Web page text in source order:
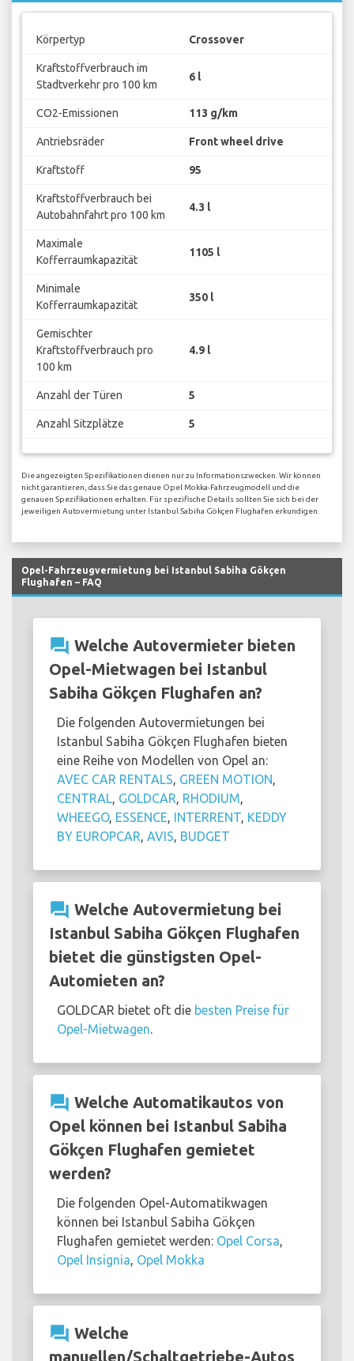
Körpertyp Crossover
Kraftstoffverbrauch im
Stadtverkehr pro 100 km
6 l
CO2-Emissionen 113 g/km
Antriebsräder Front wheel drive
Kraftstoff 95
Kraftstoffverbrauch bei
Autobahnfahrt pro 100 km
4.3 l
Maximale
Kofferraumkapazität
1105 l
Minimale
Kofferraumkapazität
350 l
Gemischter
Kraftstoffverbrauch pro
100 km
4.9 l
Anzahl der Türen 5
Anzahl Sitzplätze 5
Die angezeigten Spezifikationen dienen nur zu Informationszwecken. Wir können
nicht garantieren, dass Sie das genaue Opel Mokka-Fahrzeugmodell und die
genauen Spezifikationen erhalten. Für spezifische Details sollten Sie sich bei der
jeweiligen Autovermietung unter Istanbul Sabiha Gökçen Flughafen erkundigen.
Opel-Fahrzeugvermietung bei Istanbul Sabiha Gökçen
Flughafen – FAQ
question_answer Welche Autovermieter bieten
Opel-Mietwagen bei Istanbul
Sabiha Gökçen Flughafen an?
Die folgenden Autovermietungen bei
Istanbul Sabiha Gökçen Flughafen bieten
eine Reihe von Modellen von Opel an:
AVEC CAR RENTALS GREEN MOTION
CENTRAL
GOLDCAR RHODIUM
WHEEGO, ESSENCE INTERRENT KEDDY
BY EUROPCAR AVIS BUDGET
question_answer Welche Autovermietung bei
Istanbul Sabiha Gökçen Flughafen
bietet die günstigsten Opel-
Automieten an?
GOLDCAR bietet oft die besten Preise für
Opel-Mietwagen
question_answer Welche Automatikautos von
Opel können bei Istanbul Sabiha
Gökçen Flughafen gemietet
werden?
Die folgenden Opel-Automatikwagen
können bei Istanbul Sabiha Gökçen
Flughafen gemietet werden: Opel Corsa
Opel Insignia Opel Mokka
question_answer Welche
manuellen/Schaltgetriebe-Autos